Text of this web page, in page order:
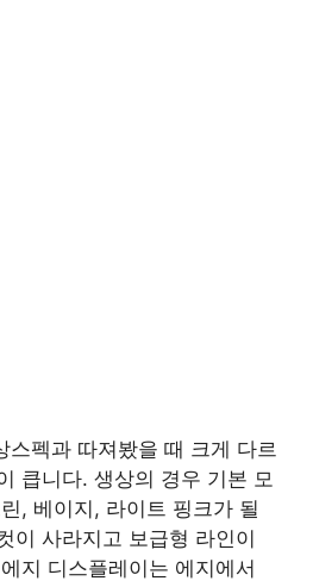
펙과 따져봤을 때 크게 다르
큽니다. 생상의 경우 기본 모
, 베이지, 라이트 핑크가 될
이 사라지고 보급형 라인이
지 디스플레이는 에지에서